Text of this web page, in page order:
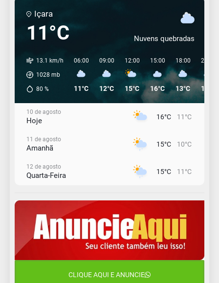
Içara
11°C Nuvens quebradas
13.1 km/h
1028 mb
80 %
06:00
11°C
09:00
12°C
12:00
15°C
15:00
16°C
18:00
13°C
21:00
12°C
10 de agosto
Hoje 16°C 11°C
11 de agosto
Amanhã 15°C 10°C
12 de agosto
Quarta-Feira 15°C 11°C
Quinta-Feira 18°C 14°C
14 de agosto
Sexta-Feira
CLIQUE AQUI E ANUNCIE